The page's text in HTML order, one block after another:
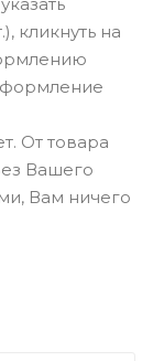
кликнуть на
От товара
Вашего
Вам ничего